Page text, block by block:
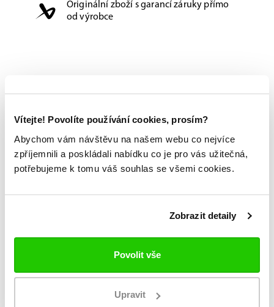
Vítejte! Povolíte používání cookies, prosím?
Abychom vám návštěvu na našem webu co nejvíce
zpříjemnili a poskládali nabídku co je pro vás užitečná,
potřebujeme k tomu váš souhlas se všemi cookies.
Zobrazit detaily
Povolit vše
Upravit
Originální zboží s garancí záruky přímo
od výrobce